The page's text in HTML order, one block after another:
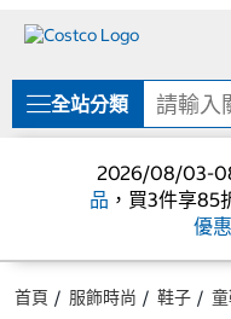
單
全站分類
2026/08/03-
品 ，買3件享85
優
首頁 服飾時尚 鞋子